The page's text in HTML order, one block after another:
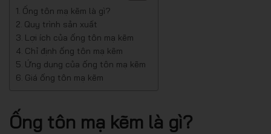
Ống tôn mạ kẽm là gì?
Quy trình sản xuất
Lợi ích của ống tôn mạ kẽm
Chỉ định ống tôn mạ kẽm
Ứng dụng của ống tôn mạ kẽm
Giá ống tôn mạ kẽm
Ống tôn mạ kẽm là gì?